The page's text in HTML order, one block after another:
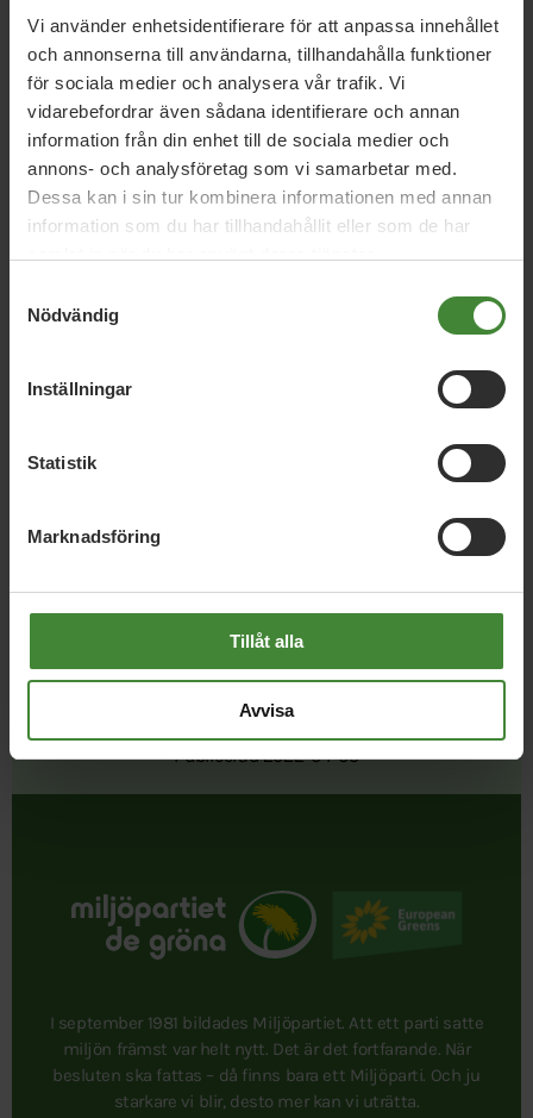
Vi använder enhetsidentifierare för att anpassa innehållet
och annonserna till användarna, tillhandahålla funktioner
för sociala medier och analysera vår trafik. Vi
vidarebefordrar även sådana identifierare och annan
information från din enhet till de sociala medier och
annons- och analysföretag som vi samarbetar med.
Dessa kan i sin tur kombinera informationen med annan
information som du har tillhandahållit eller som de har
Nödvändig
Inställningar
Statistik
Marknadsföring
Tillåt alla
Avvisa
Kunde inte hitta några
poster
Försök med en annan filtrering eller
sökning.
Dela denna sida och hjälp oss
Publicerad 2022-04-05
I september 1981 bildades Miljöpartiet. Att ett parti satte
miljön främst var helt nytt. Det är det fortfarande. När
besluten ska fattas – då finns bara ett Miljöparti. Och ju
starkare vi blir, desto mer kan vi uträtta.